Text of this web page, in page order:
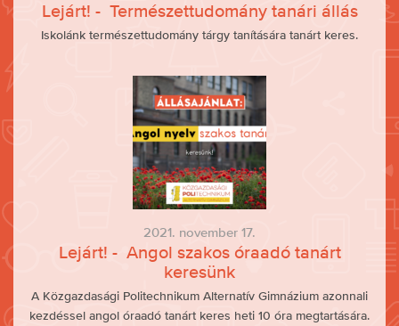
Lejárt! - Természettudomány tanári állás
Iskolánk természettudomány tárgy tanítására tanárt keres.
2021. november 17.
Lejárt! - Angol szakos óraadó tanárt
keresünk
A Közgazdasági Politechnikum Alternatív Gimnázium azonnali
kezdéssel angol óraadó tanárt keres heti 10 óra megtartására.